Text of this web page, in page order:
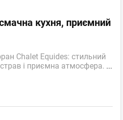
кухня, приємний
Chalet Equides: стильний
страв і приємна атмосфера. ...